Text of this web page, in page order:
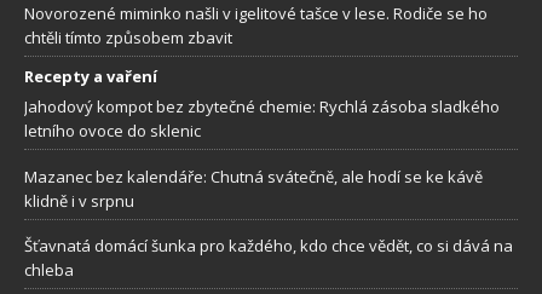
Novorozené miminko našli v igelitové tašce v lese. Rodiče se ho
chtěli tímto způsobem zbavit
Recepty a vaření
Jahodový kompot bez zbytečné chemie: Rychlá zásoba sladkého
letního ovoce do sklenic
Mazanec bez kalendáře: Chutná svátečně, ale hodí se ke kávě
klidně i v srpnu
Šťavnatá domácí šunka pro každého, kdo chce vědět, co si dává na
chleba